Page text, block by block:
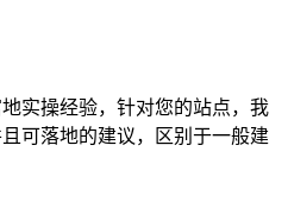
实操经验，针对您的站点，我
可落地的建议，区别于一般建